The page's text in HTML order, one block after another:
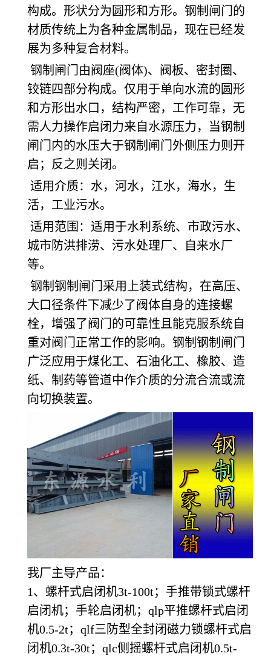
构成。形状分为圆形和方形。钢制闸门的
材质传统上为各种金属制品，现在已经发
展为多种复合材料。
钢制闸门由阀座(阀体)、阀板、密封圈、
铰链四部分构成。仅用于单向水流的圆形
和方形出水口，结构严密，工作可靠，无
需人力操作启闭力来自水源压力，当钢制
闸门内的水压大于钢制闸门外侧压力则开
启；反之则关闭。
适用介质：水，河水，江水，海水，生
活，工业污水。
适用范围：适用于水利系统、市政污水、
城市防洪排涝、污水处理厂、自来水厂
等。
钢制钢制闸门采用上装式结构，在高压、
大口径条件下减少了阀体自身的连接螺
栓，增强了阀门的可靠性且能克服系统自
重对阀门正常工作的影响。钢制钢制闸门
广泛应用于煤化工、石油化工、橡胶、造
纸、制药等管道中作介质的分流合流或流
向切换装置。
我厂主导产品：
1、螺杆式启闭机3t-100t；手推带锁式螺杆
启闭机；手轮启闭机；qlp平推螺杆式启闭
机0.5-2t；qlf三防型全封闭磁力锁螺杆式启
闭机0.3t-30t；qlc侧摇螺杆式启闭机0.5t-